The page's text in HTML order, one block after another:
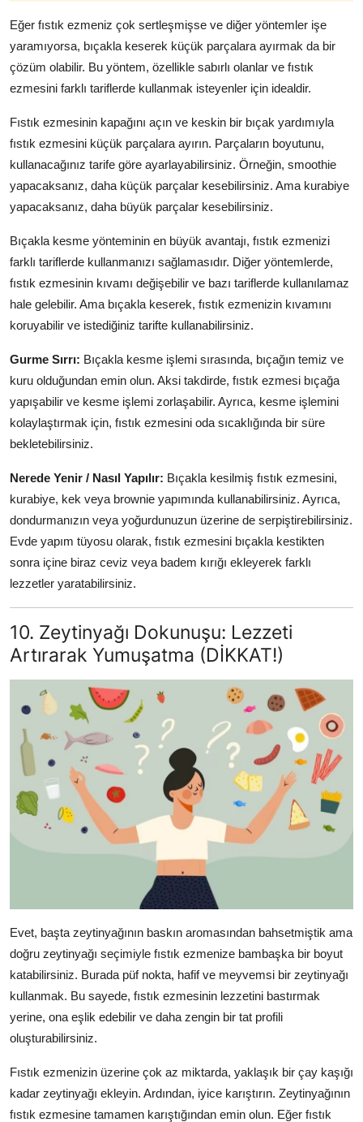
Eğer fıstık ezmeniz çok sertleşmişse ve diğer yöntemler işe
yaramıyorsa, bıçakla keserek küçük parçalara ayırmak da bir
çözüm olabilir. Bu yöntem, özellikle sabırlı olanlar ve fıstık
ezmesini farklı tariflerde kullanmak isteyenler için idealdir.
Fıstık ezmesinin kapağını açın ve keskin bir bıçak yardımıyla
fıstık ezmesini küçük parçalara ayırın. Parçaların boyutunu,
kullanacağınız tarife göre ayarlayabilirsiniz. Örneğin, smoothie
yapacaksanız, daha küçük parçalar kesebilirsiniz. Ama kurabiye
yapacaksanız, daha büyük parçalar kesebilirsiniz.
Bıçakla kesme yönteminin en büyük avantajı, fıstık ezmenizi
farklı tariflerde kullanmanızı sağlamasıdır. Diğer yöntemlerde,
fıstık ezmesinin kıvamı değişebilir ve bazı tariflerde kullanılamaz
hale gelebilir. Ama bıçakla keserek, fıstık ezmenizin kıvamını
koruyabilir ve istediğiniz tarifte kullanabilirsiniz.
Gurme Sırrı: Bıçakla kesme işlemi sırasında, bıçağın temiz ve
kuru olduğundan emin olun. Aksi takdirde, fıstık ezmesi bıçağa
yapışabilir ve kesme işlemi zorlaşabilir. Ayrıca, kesme işlemini
kolaylaştırmak için, fıstık ezmesini oda sıcaklığında bir süre
bekletebilirsiniz.
Nerede Yenir / Nasıl Yapılır: Bıçakla kesilmiş fıstık ezmesini,
kurabiye, kek veya brownie yapımında kullanabilirsiniz. Ayrıca,
dondurmanızın veya yoğurdunuzun üzerine de serpiştirebilirsiniz.
Evde yapım tüyosu olarak, fıstık ezmesini bıçakla kestikten
sonra içine biraz ceviz veya badem kırığı ekleyerek farklı
lezzetler yaratabilirsiniz.
10. Zeytinyağı Dokunuşu: Lezzeti
Artırarak Yumuşatma (DİKKAT!)
Evet, başta zeytinyağının baskın aromasından bahsetmiştik ama
doğru zeytinyağı seçimiyle fıstık ezmenize bambaşka bir boyut
katabilirsiniz. Burada püf nokta, hafif ve meyvemsi bir zeytinyağı
kullanmak. Bu sayede, fıstık ezmesinin lezzetini bastırmak
yerine, ona eşlik edebilir ve daha zengin bir tat profili
oluşturabilirsiniz.
Fıstık ezmenizin üzerine çok az miktarda, yaklaşık bir çay kaşığı
kadar zeytinyağı ekleyin. Ardından, iyice karıştırın. Zeytinyağının
fıstık ezmesine tamamen karıştığından emin olun. Eğer fıstık